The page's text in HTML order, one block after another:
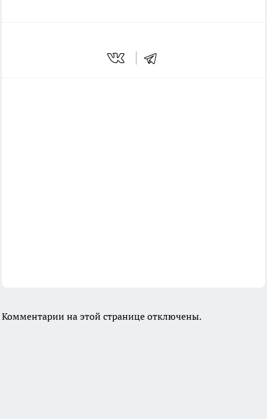
Комментарии на этой странице отключены.